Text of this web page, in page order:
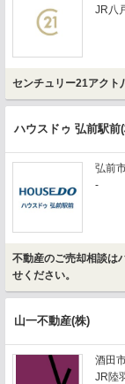
JR八
センチュリー21アクト
ハウスドゥ 弘前駅前
弘前
-
不動産のご売却相談は
せください。
山一不動産(株)
酒田
JR陸